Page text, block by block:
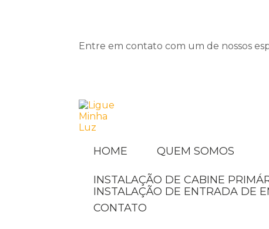
Entre em contato com um de nossos
HOME
QUEM SOMOS
INSTALAÇÃO DE CABINE
INSTALAÇÃO DE ENTRADA DE
CONTATO